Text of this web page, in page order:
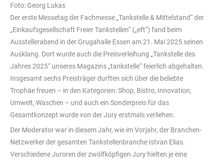
Foto: Georg Lukas
Der erste Messetag der Fachmesse „Tankstelle & Mittelstand“ der
„Einkaufsgesellschaft Freier Tankstellen“ („eft“) fand beim
Ausstellerabend in der Grugahalle Essen am 21. Mai 2025 seinen
Ausklang. Dort wurde auch die Preisverleihung „Tankstelle des
Jahres 2025“ unseres Magazins „tankstelle“ feierlich abgehalten.
Insgesamt sechs Preisträger durften sich über die beliebte
Trophäe freuen – in den Kategorien: Shop, Bistro, Innovation,
Umwelt, Waschen – und auch ein Sonderpreis für das
Gesamtkonzept wurde von der Jury erstmals verliehen.
Der Moderator war in diesem Jahr, wie im Vorjahr, der Branchen-
Netzwerker der gesamten Tankstellenbranche Istvan Elias.
Verschiedene Juroren der zwölfköpfigen Jury hielten je eine